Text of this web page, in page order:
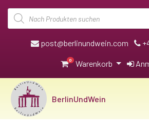
Products
search
post@berlinundwein.com
0 Warenkorb
BerlinUndWein